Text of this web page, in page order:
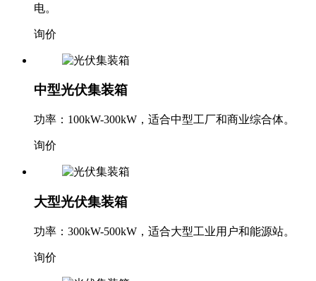
电。
询价
中型光伏集装箱
功率：100kW-300kW，适合中型工厂和商业综合体。
询价
大型光伏集装箱
功率：300kW-500kW，适合大型工业用户和能源站。
询价